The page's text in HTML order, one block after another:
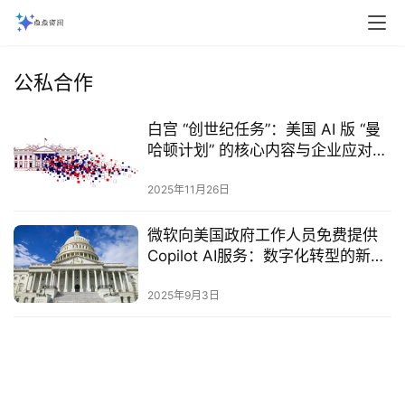
公私合作
白宫 “创世纪任务”：美国 AI 版 “曼
哈顿计划” 的核心内容与企业应对指
2025年11月26日
微软向美国政府工作人员免费提供
Copilot AI服务：数字化转型的新里
2025年9月3日